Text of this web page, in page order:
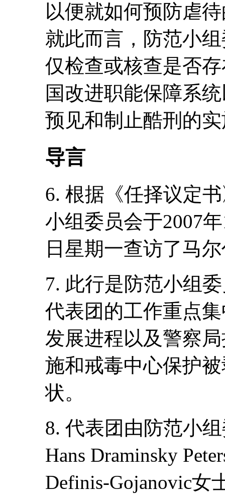
以便就如何预防虐
就此而言，防范小
仅检查或核查是否
国改进职能保障系
预见和制止酷刑的
导言
6. 根据《任择议定
小组委员会于2007
日星期一查访了马
7. 此行是防范小组
代表团的工作重点
发展进程以及警察
施和戒毒中心保护
状。
8. 代表团由防范小
Hans Draminsky
Definis-Gojanovic女